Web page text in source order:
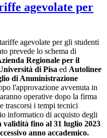
agevolate per
agevolate per gli studenti
prevede lo schema di
Regionale per il
di Pisa ed Autolinee
di Amministrazione
l'approvazione avvenuta in
operative dopo la firma
trascorsi i tempi tecnici
informatico di acquisto degli
validità fino al 31 luglio 2023
anno accademico.